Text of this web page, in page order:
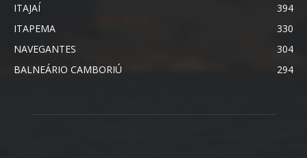
ITAJAÍ
394
ITAPEMA
330
NAVEGANTES
304
BALNEÁRIO CAMBORIÚ
294